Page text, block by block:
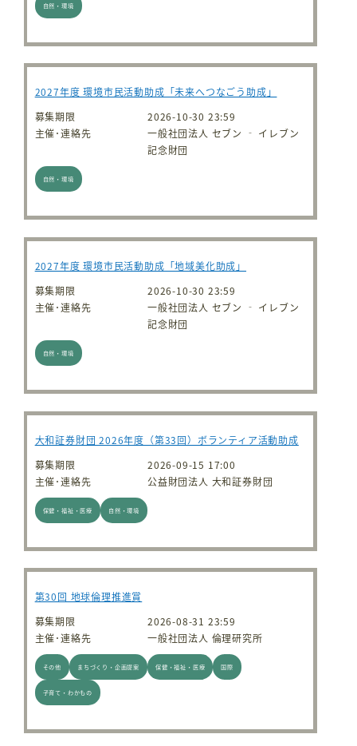
自然・環境
2027年度 環境市民活動助成「未来へつなごう助成」
募集期限
2026-10-30 23:59
主催･連絡先
一般社団法人 セブン ‐ イレブン
記念財団
自然・環境
2027年度 環境市民活動助成「地域美化助成」
募集期限
2026-10-30 23:59
主催･連絡先
一般社団法人 セブン ‐ イレブン
記念財団
自然・環境
大和証券財団 2026年度（第33回）ボランティア活動助成
募集期限
2026-09-15 17:00
主催･連絡先
公益財団法人 大和証券財団
保健・福祉・医療 自然・環境
第30回 地球倫理推進賞
募集期限
2026-08-31 23:59
主催･連絡先
一般社団法人 倫理研究所
その他 まちづくり・企画提案 保健・福祉・医療 国際
子育て・わかもの